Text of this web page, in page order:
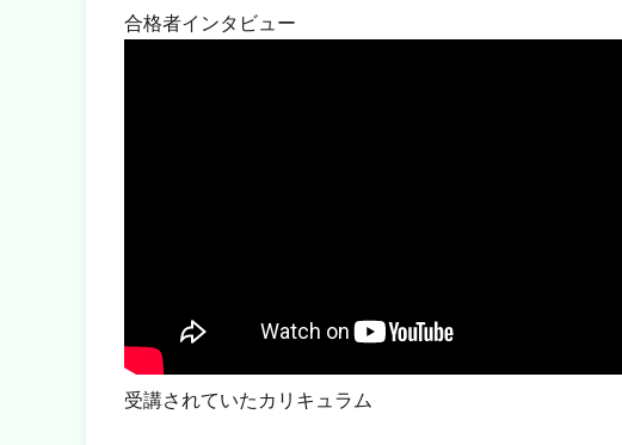
合格者インタビュー
受講されていたカリキュラム